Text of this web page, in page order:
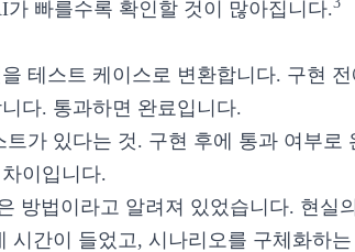
빠를수록 확인할 것이 많아집니다.
테스트 케이스로 변환합니다. 구현
다. 통과하면 완료입니다.
가 있다는 것. 구현 후에 통과 여부로
이입니다.
방법이라고 알려져 있었습니다. 현실
간이 들었고, 시나리오를 구체화하